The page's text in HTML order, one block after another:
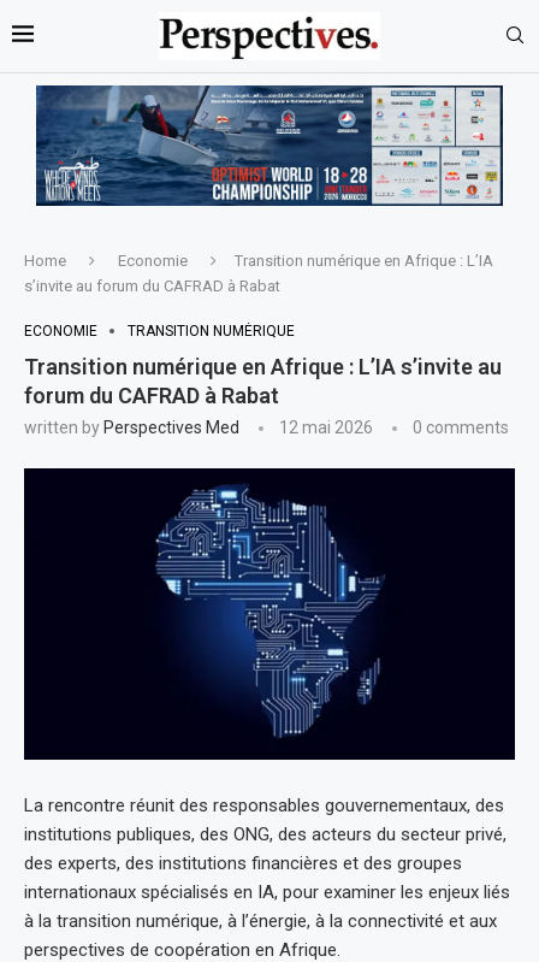
Home Economie
Transition numérique en Afrique : L’IA
s’invite au forum du CAFRAD à Rabat
ECONOMIE TRANSITION NUMÉRIQUE
Transition numérique en Afrique : L’IA s’invite au
forum du CAFRAD à Rabat
written by Perspectives Med 12 mai 2026 0 comments
La rencontre réunit des responsables gouvernementaux, des
institutions publiques, des ONG, des acteurs du secteur privé,
des experts, des institutions financières et des groupes
internationaux spécialisés en IA, pour examiner les enjeux liés
à la transition numérique, à l’énergie, à la connectivité et aux
perspectives de coopération en Afrique.